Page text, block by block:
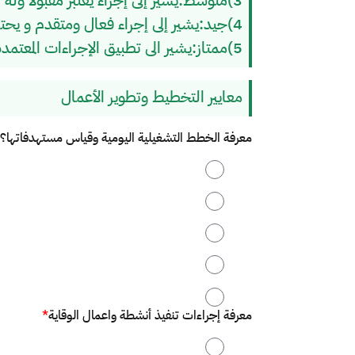
4)جيد:يشير إلى إجراء فعال ومتقدم و يحتاج الى تحسين معايير قياس الجودة
5)ممتاز:يشير الى تطبيق الإجراءات المعتمدة بالمركز
معايير التخطيط وتطوير الأعمال
معرفة الخطط التشغيلية اليومية وقياس مستهدفاتها؟
1
2
3
4
5
معرفة إجراءات تنفيذ أنشطة واعمال الوقاية*
1